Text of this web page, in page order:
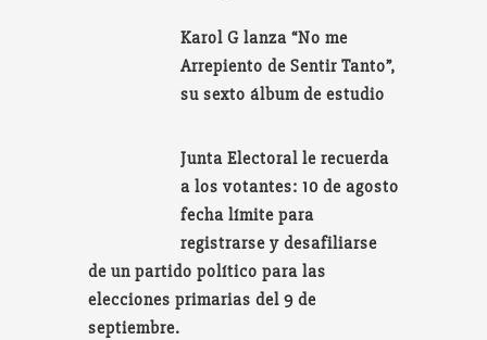
Karol G lanza “No me
Arrepiento de Sentir Tanto”,
su sexto álbum de estudio
Junta Electoral le recuerda
a los votantes: 10 de agosto
fecha límite para
registrarse y desafiliarse
de un partido político para las
elecciones primarias del 9 de
septiembre.